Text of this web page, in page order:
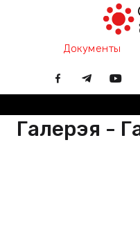
Документы
Галерэя -